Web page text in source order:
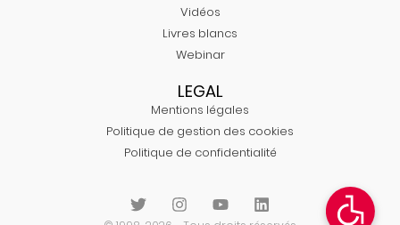
Vidéos
Livres blancs
Webinar
LEGAL
Mentions légales
Politique de gestion des cookies
Politique de confidentialité